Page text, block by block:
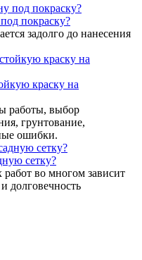
покраску?
задолго до нанесения
краску на
работы, выбор
грунтование,
ошибки.
сетку?
во многом зависит
долговечность